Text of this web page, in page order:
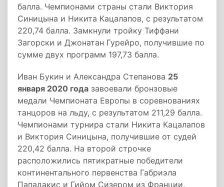
балла. Чемпионами страны стали Виктория
Синицына и Никита Кацалапов, с результатом
220,74 балла. Замкнули тройку Тиффани
Загорски и Джонатан Гурейро, получившие по
сумме двух программ 197,73 балла.
Иван Букин и Александра Степанова 25
января 2020 года завоевали бронзовые
медали Чемпионата Европы в соревнованиях
танцоров на льду, с результатом 211,29 балла.
Чемпионами турнира стали Никита Кацалапов
и Виктория Синицына, получившие от судей
220,42 балла. На второй строчке
расположились пятикратные победители
континентального первенства Габриэла
Пападакис и Гийом Сизером из Франции,